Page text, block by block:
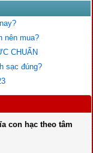
nên mua?
CHUẨN
sạc đúng?
con hạc theo tâm